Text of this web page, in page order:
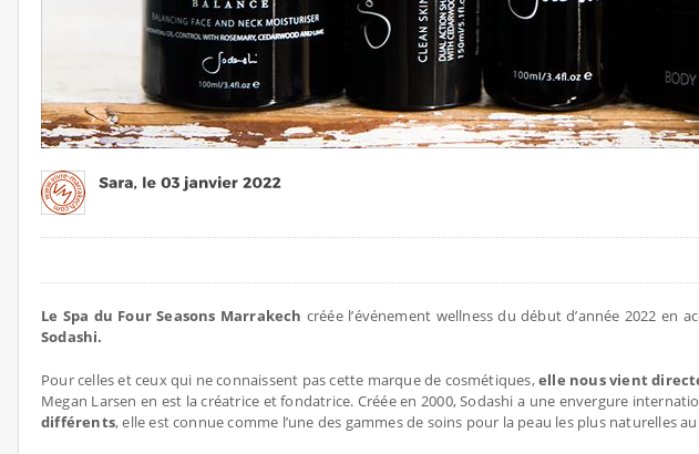
Le Spa du Four Seasons Marrakech créée l’événement wellness du début d’année 2022 en
Sodashi.
Pour celles et ceux qui ne connaissent pas cette marque de cosmétiques,elle nous vient
Megan Larsen en est la créatrice et fondatrice. Créée en 2000, Sodashi a une envergure
différents, elle est connue comme l’une des gammes de soins pour la peau les plus naturelles